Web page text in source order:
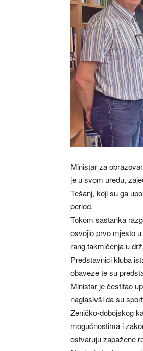
Ministar za
je u svom uredu,
Tešanj, koji su ga
period.
Tokom sastanka
osvojio prvo mjesto
rang takmičenja u
Predstavnici kluba
obaveze te su
Ministar je čestitao
naglasivši da su
Zeničko-dobojskog
mogućnostima i
ostvaruju zapažene